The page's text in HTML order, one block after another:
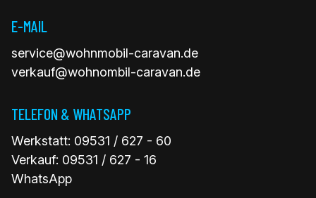
E-MAIL
service@wohnmobil-caravan.de
verkauf@wohnombil-caravan.de
TELEFON & WHATSAPP
Werkstatt: 09531 / 627 - 60
Verkauf: 09531 / 627 - 16
WhatsApp